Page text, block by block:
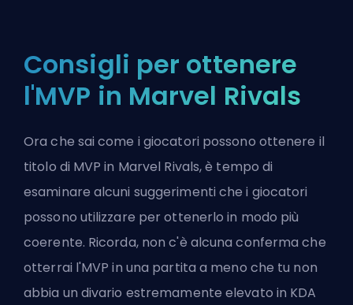
Consigli per ottenere
l'MVP in Marvel Rivals
Ora che sai come i giocatori possono ottenere il
titolo di MVP in Marvel Rivals, è tempo di
esaminare alcuni suggerimenti che i giocatori
possono utilizzare per ottenerlo in modo più
coerente. Ricorda, non c'è alcuna conferma che
otterrai l'MVP in una partita a meno che tu non
abbia un divario estremamente elevato in KDA